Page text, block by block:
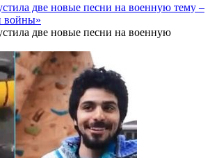
две новые песни на военную тему –
войны»
две новые песни на военную